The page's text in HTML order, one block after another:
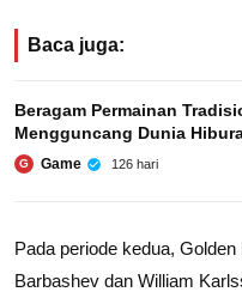
Baca juga:
Beragam Permainan
Mengguncang Dunia
G Game 126 hari
Pada periode kedua,
Barbashev dan William